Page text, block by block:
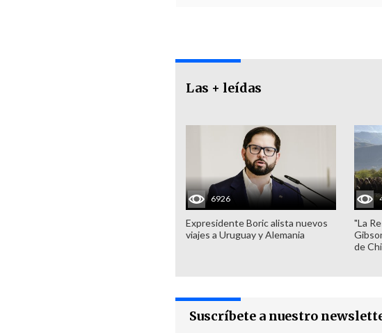
Las + leídas
6926
Expresidente Boric alista nuevos
viajes a Uruguay y Alemania
"La
de
Suscríbete a nuestro